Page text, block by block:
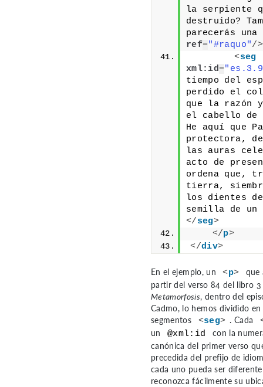
la serpiente
destruido?
parecerás
ref="#raquo"/>
<seg
xml:id=
tiempo del
perdido el
que la razón
el cabello
He aquí que
protectora,
las auras
acto de
ordena que,
tierra,
los dientes
semilla de
</seg>
</p>
</div>
En el ejemplo, un <p>
que
partir del verso 84 del libro 3
Metamorfosis, dentro del
Cadmo, lo hemos dividido
segmentos
<seg> . Cada
un @xml:id
con la
canónica del primer verso
precedida del prefijo de
cada uno pueda ser
reconozca fácilmente su